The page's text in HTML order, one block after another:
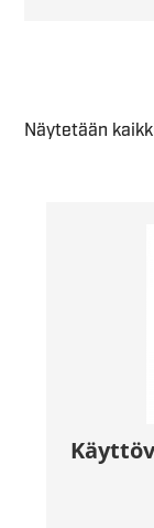
Näytetään